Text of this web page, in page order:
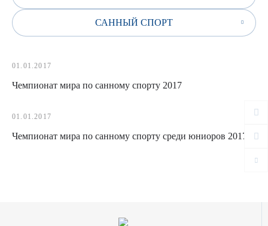
САННЫЙ СПОРТ
01.01.2017
Чемпионат мира по санному спорту 2017
01.01.2017
Чемпионат мира по санному спорту среди юниоров 2017